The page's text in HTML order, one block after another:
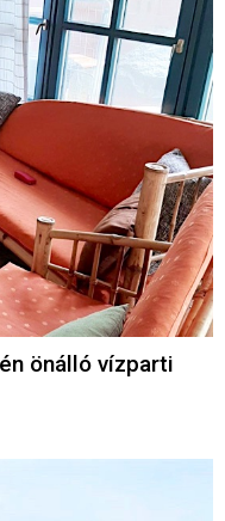
önálló vízparti